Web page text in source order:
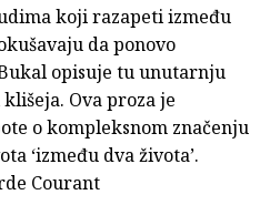
koji razapeti između
da ponovo
opisuje tu unutarnju
Ova proza je
o kompleksnom značenju
‘između dva života’.
Courant